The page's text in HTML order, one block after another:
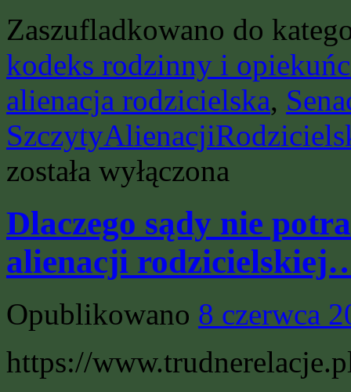
Zaszufladkowano do
kodeks rodzinny i
alienacja rodzicielska,
została wyłączona
Dlaczego sądy nie
alienacji
Opublikowano 8 czerwca
https://